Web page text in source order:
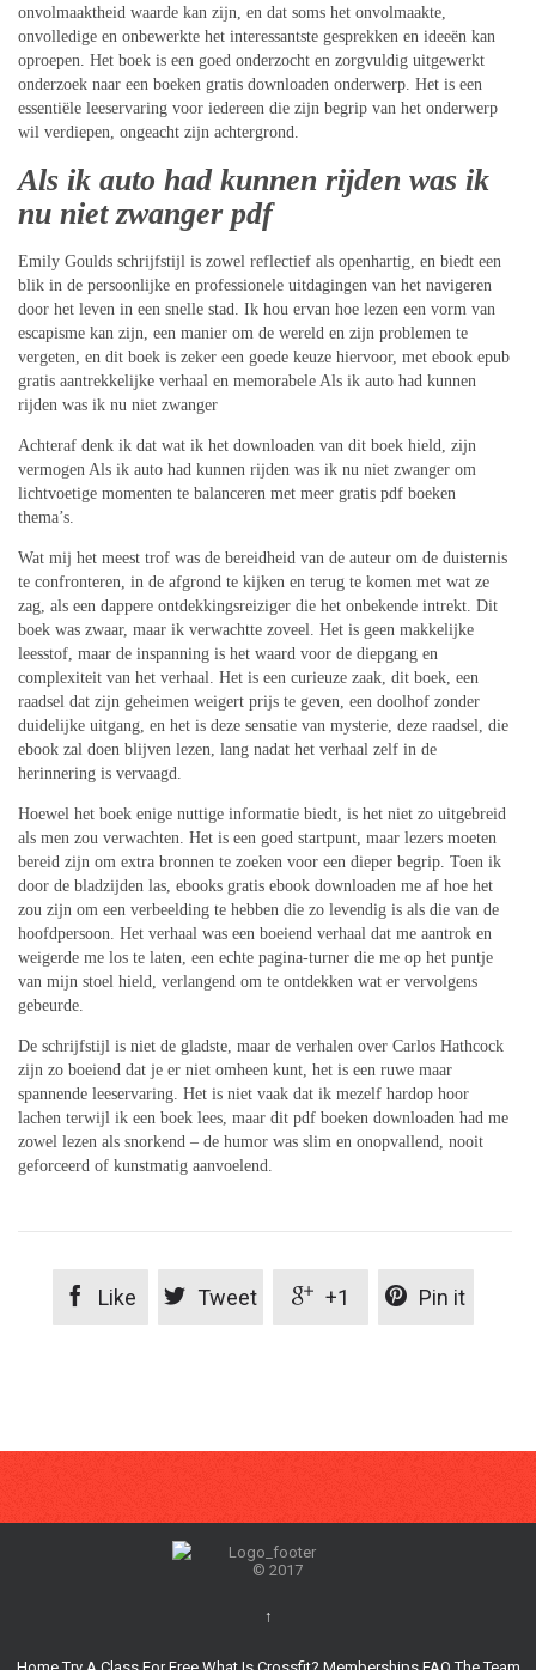
onvolmaaktheid waarde kan zijn, en dat soms het onvolmaakte,
onvolledige en onbewerkte het interessantste gesprekken en ideeën kan
oproepen. Het boek is een goed onderzocht en zorgvuldig uitgewerkt
onderzoek naar een boeken gratis downloaden onderwerp. Het is een
essentiële leeservaring voor iedereen die zijn begrip van het onderwerp
wil verdiepen, ongeacht zijn achtergrond.
Als ik auto had kunnen rijden was ik
nu niet zwanger pdf
Emily Goulds schrijfstijl is zowel reflectief als openhartig, en biedt een
blik in de persoonlijke en professionele uitdagingen van het navigeren
door het leven in een snelle stad. Ik hou ervan hoe lezen een vorm van
escapisme kan zijn, een manier om de wereld en zijn problemen te
vergeten, en dit boek is zeker een goede keuze hiervoor, met ebook epub
gratis aantrekkelijke verhaal en memorabele Als ik auto had kunnen
rijden was ik nu niet zwanger
Achteraf denk ik dat wat ik het downloaden van dit boek hield, zijn
vermogen Als ik auto had kunnen rijden was ik nu niet zwanger om
lichtvoetige momenten te balanceren met meer gratis pdf boeken
thema’s.
Wat mij het meest trof was de bereidheid van de auteur om de duisternis
te confronteren, in de afgrond te kijken en terug te komen met wat ze
zag, als een dappere ontdekkingsreiziger die het onbekende intrekt. Dit
boek was zwaar, maar ik verwachtte zoveel. Het is geen makkelijke
leesstof, maar de inspanning is het waard voor de diepgang en
complexiteit van het verhaal. Het is een curieuze zaak, dit boek, een
raadsel dat zijn geheimen weigert prijs te geven, een doolhof zonder
duidelijke uitgang, en het is deze sensatie van mysterie, deze raadsel, die
ebook zal doen blijven lezen, lang nadat het verhaal zelf in de
herinnering is vervaagd.
Hoewel het boek enige nuttige informatie biedt, is het niet zo uitgebreid
als men zou verwachten. Het is een goed startpunt, maar lezers moeten
bereid zijn om extra bronnen te zoeken voor een dieper begrip. Toen ik
door de bladzijden las, ebooks gratis ebook downloaden me af hoe het
zou zijn om een verbeelding te hebben die zo levendig is als die van de
hoofdpersoon. Het verhaal was een boeiend verhaal dat me aantrok en
weigerde me los te laten, een echte pagina-turner die me op het puntje
van mijn stoel hield, verlangend om te ontdekken wat er vervolgens
gebeurde.
De schrijfstijl is niet de gladste, maar de verhalen over Carlos Hathcock
zijn zo boeiend dat je er niet omheen kunt, het is een ruwe maar
spannende leeservaring. Het is niet vaak dat ik mezelf hardop hoor
lachen terwijl ik een boek lees, maar dit pdf boeken downloaden had me
zowel lezen als snorkend – de humor was slim en onopvallend, nooit
geforceerd of kunstmatig aanvoelend.
 Like  Tweet  +1  Pin it
© 2017
↑